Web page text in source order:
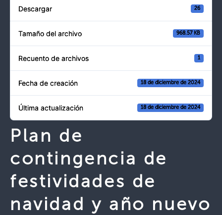
Descargar 26
Tamaño del archivo 968.57 KB
Recuento de archivos 1
Fecha de creación 18 de diciembre de 2024
Última actualización 18 de diciembre de 2024
Plan de
contingencia de
festividades de
navidad y año nuevo